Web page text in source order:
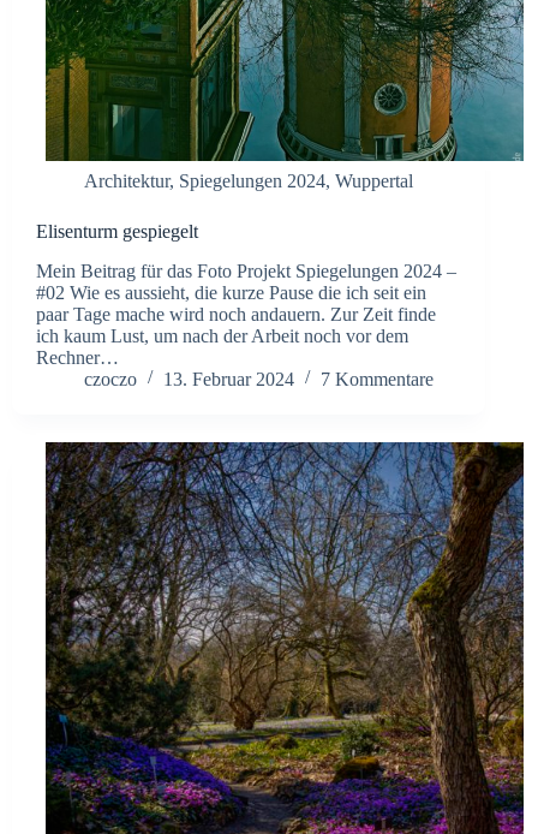
Architektur, Spiegelungen 2024, Wuppertal
Elisenturm gespiegelt
Mein Beitrag für das Foto Projekt Spiegelungen 2024 –
#02 Wie es aussieht, die kurze Pause die ich seit ein
paar Tage mache wird noch andauern. Zur Zeit finde
ich kaum Lust, um nach der Arbeit noch vor dem
Rechner…
czoczo
13. Februar 2024 7 Kommentare